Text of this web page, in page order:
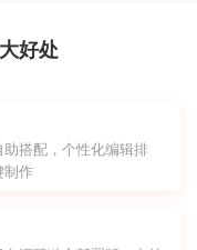
好处
搭配，个性化编辑排
制作